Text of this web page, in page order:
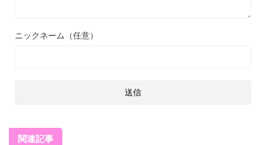
ニックネーム（任意）
関連記事